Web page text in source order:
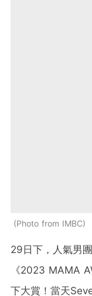
Photo from IMBC
29日下，人氣男
《2023 MAMA
下大賞！當天